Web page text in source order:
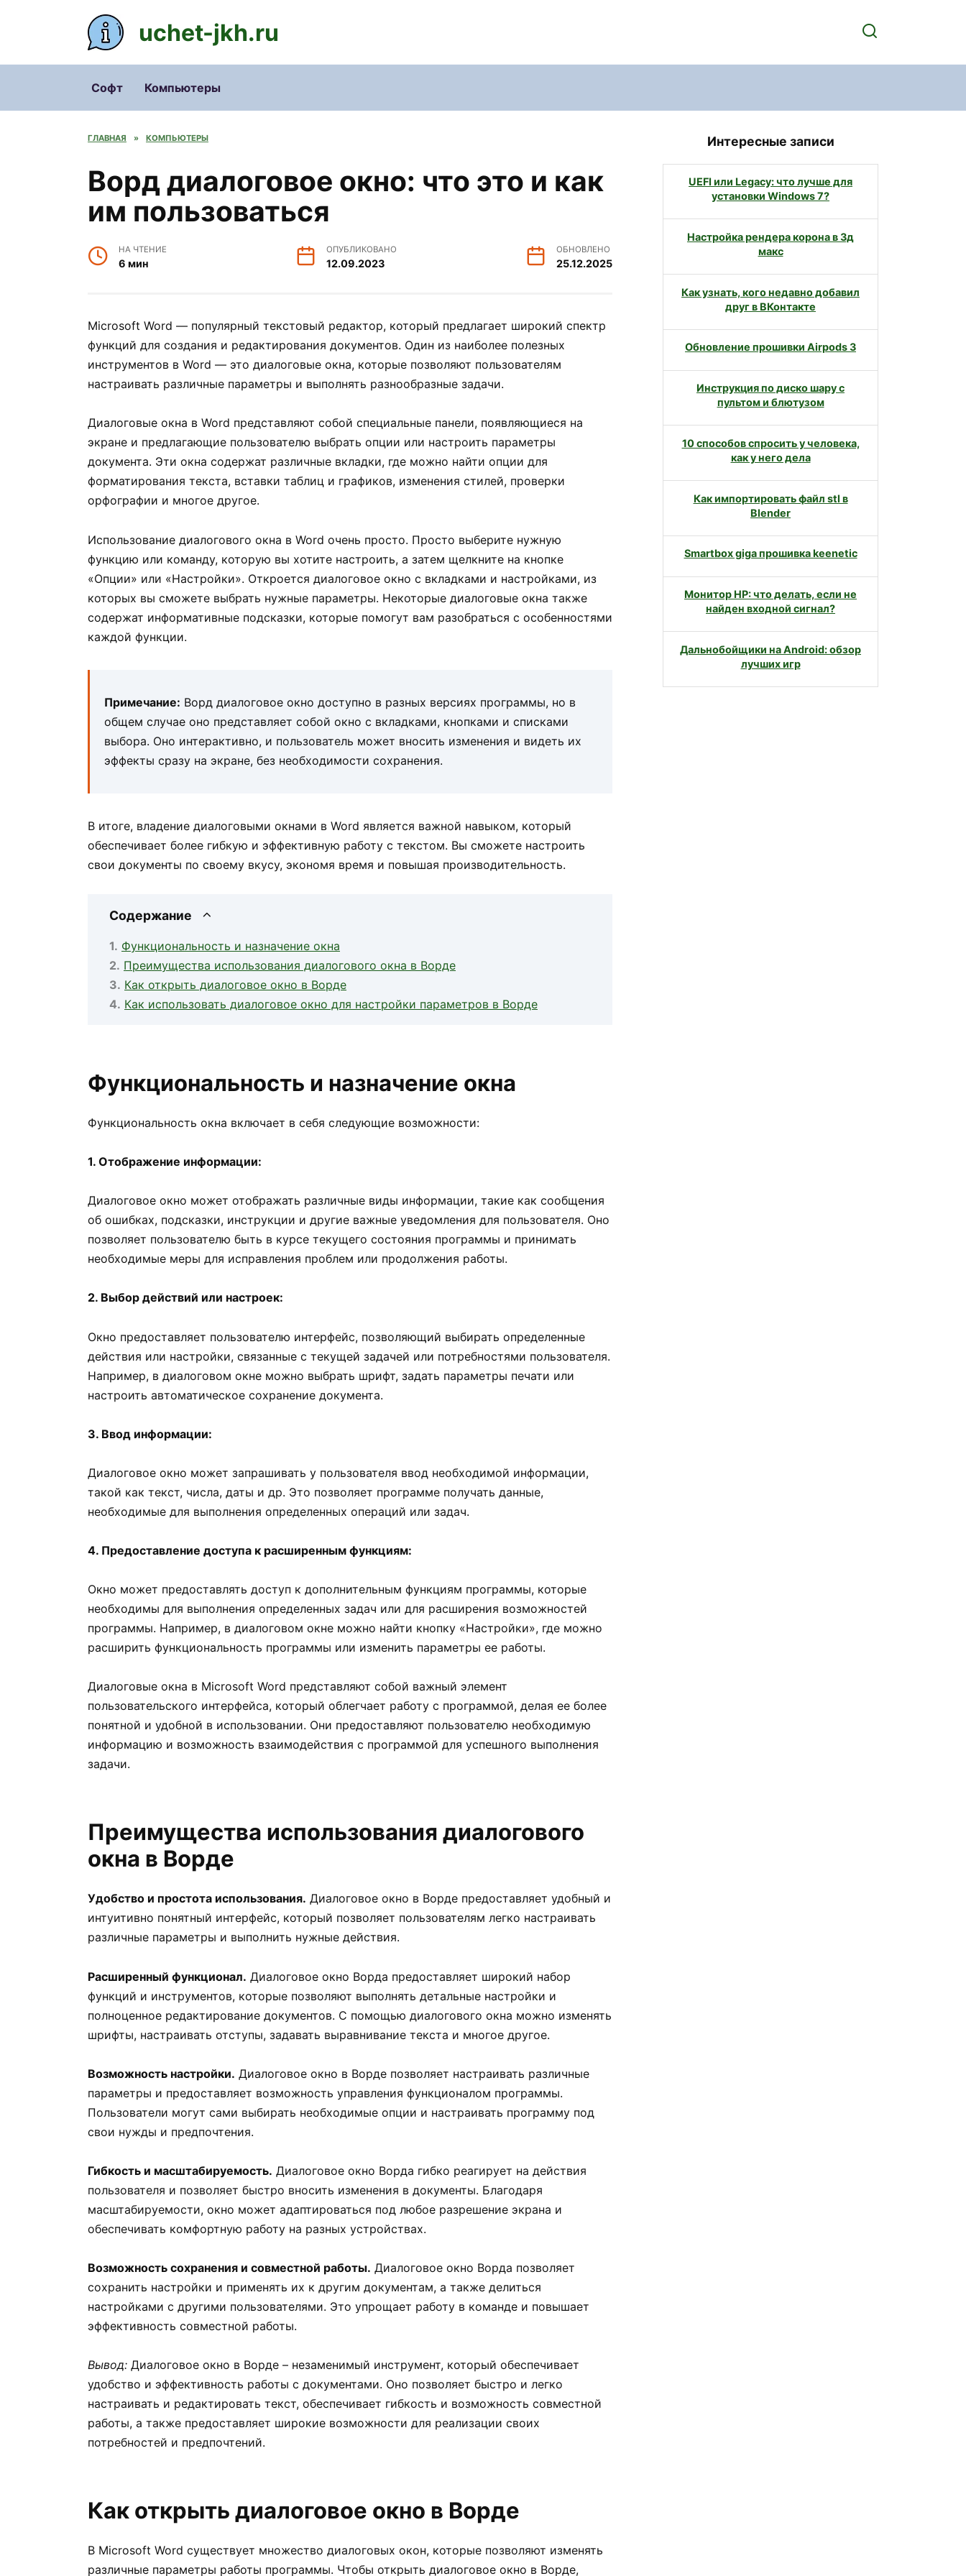
uchet-jkh.ru
Софт Компьютеры
ГЛАВНАЯ » КОМПЬЮТЕРЫ
Ворд диалоговое окно: что это и как
им пользоваться
НА ЧТЕНИЕ
6 мин
ОПУБЛИКОВАНО
12.09.2023
ОБНОВЛЕНО
25.12.2025
Microsoft Word — популярный текстовый редактор, который предлагает широкий спектр
функций для создания и редактирования документов. Один из наиболее полезных
инструментов в Word — это диалоговые окна, которые позволяют пользователям
настраивать различные параметры и выполнять разнообразные задачи.
Диалоговые окна в Word представляют собой специальные панели, появляющиеся на
экране и предлагающие пользователю выбрать опции или настроить параметры
документа. Эти окна содержат различные вкладки, где можно найти опции для
форматирования текста, вставки таблиц и графиков, изменения стилей, проверки
орфографии и многое другое.
Использование диалогового окна в Word очень просто. Просто выберите нужную
функцию или команду, которую вы хотите настроить, а затем щелкните на кнопке
«Опции» или «Настройки». Откроется диалоговое окно с вкладками и настройками, из
которых вы сможете выбрать нужные параметры. Некоторые диалоговые окна также
содержат информативные подсказки, которые помогут вам разобраться с особенностями
каждой функции.
Примечание: Ворд диалоговое окно доступно в разных версиях программы, но в
общем случае оно представляет собой окно с вкладками, кнопками и списками
выбора. Оно интерактивно, и пользователь может вносить изменения и видеть их
эффекты сразу на экране, без необходимости сохранения.
В итоге, владение диалоговыми окнами в Word является важной навыком, который
обеспечивает более гибкую и эффективную работу с текстом. Вы сможете настроить
свои документы по своему вкусу, экономя время и повышая производительность.
Содержание
Функциональность и назначение окна
Преимущества использования диалогового окна в Ворде
Как открыть диалоговое окно в Ворде
Как использовать диалоговое окно для настройки параметров в Ворде
Функциональность и назначение окна
Функциональность окна включает в себя следующие возможности:
1. Отображение информации:
Диалоговое окно может отображать различные виды информации, такие как сообщения
об ошибках, подсказки, инструкции и другие важные уведомления для пользователя. Оно
позволяет пользователю быть в курсе текущего состояния программы и принимать
необходимые меры для исправления проблем или продолжения работы.
2. Выбор действий или настроек:
Окно предоставляет пользователю интерфейс, позволяющий выбирать определенные
действия или настройки, связанные с текущей задачей или потребностями пользователя.
Например, в диалоговом окне можно выбрать шрифт, задать параметры печати или
настроить автоматическое сохранение документа.
3. Ввод информации:
Диалоговое окно может запрашивать у пользователя ввод необходимой информации,
такой как текст, числа, даты и др. Это позволяет программе получать данные,
необходимые для выполнения определенных операций или задач.
4. Предоставление доступа к расширенным функциям:
Окно может предоставлять доступ к дополнительным функциям программы, которые
необходимы для выполнения определенных задач или для расширения возможностей
программы. Например, в диалоговом окне можно найти кнопку «Настройки», где можно
расширить функциональность программы или изменить параметры ее работы.
Диалоговые окна в Microsoft Word представляют собой важный элемент
пользовательского интерфейса, который облегчает работу с программой, делая ее более
понятной и удобной в использовании. Они предоставляют пользователю необходимую
информацию и возможность взаимодействия с программой для успешного выполнения
задачи.
Преимущества использования диалогового
окна в Ворде
Удобство и простота использования. Диалоговое окно в Ворде предоставляет удобный и
интуитивно понятный интерфейс, который позволяет пользователям легко настраивать
различные параметры и выполнить нужные действия.
Расширенный функционал. Диалоговое окно Ворда предоставляет широкий набор
функций и инструментов, которые позволяют выполнять детальные настройки и
полноценное редактирование документов. С помощью диалогового окна можно изменять
шрифты, настраивать отступы, задавать выравнивание текста и многое другое.
Возможность настройки. Диалоговое окно в Ворде позволяет настраивать различные
параметры и предоставляет возможность управления функционалом программы.
Пользователи могут сами выбирать необходимые опции и настраивать программу под
свои нужды и предпочтения.
Гибкость и масштабируемость. Диалоговое окно Ворда гибко реагирует на действия
пользователя и позволяет быстро вносить изменения в документы. Благодаря
масштабируемости, окно может адаптироваться под любое разрешение экрана и
обеспечивать комфортную работу на разных устройствах.
Возможность сохранения и совместной работы. Диалоговое окно Ворда позволяет
сохранить настройки и применять их к другим документам, а также делиться
настройками с другими пользователями. Это упрощает работу в команде и повышает
эффективность совместной работы.
Вывод: Диалоговое окно в Ворде – незаменимый инструмент, который обеспечивает
удобство и эффективность работы с документами. Оно позволяет быстро и легко
настраивать и редактировать текст, обеспечивает гибкость и возможность совместной
работы, а также предоставляет широкие возможности для реализации своих
потребностей и предпочтений.
Как открыть диалоговое окно в Ворде
В Microsoft Word существует множество диалоговых окон, которые позволяют изменять
различные параметры работы программы. Чтобы открыть диалоговое окно в Ворде,
Интересные записи
UEFI или Legacy: что лучше для
установки Windows 7?
Настройка рендера корона в 3д
макс
Как узнать, кого недавно добавил
друг в ВКонтакте
Обновление прошивки Airpods 3
Инструкция по диско шару с
пультом и блютузом
10 способов спросить у человека,
как у него дела
Как импортировать файл stl в
Blender
Smartbox giga прошивка keenetic
Монитор HP: что делать, если не
найден входной сигнал?
Дальнобойщики на Android: обзор
лучших игр